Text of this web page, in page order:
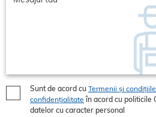
Sunt de acord cu Termenii și condițiile
confidențialitate în acord cu politicile GDPR privind prelucrarea
datelor cu caracter personal